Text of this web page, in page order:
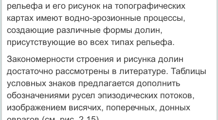
рельефа и его рисунок на топографических
картах имеют водно-эрозионные процессы,
создающие различные формы долин,
присутствующие во всех типах рельефа.
Закономерности строения и рисунка долин
достаточно рассмотрены в литературе. Таблицы
условных знаков предлагается дополнить
обозначениями русел эпизодических потоков,
изображением висячих, поперечных, донных